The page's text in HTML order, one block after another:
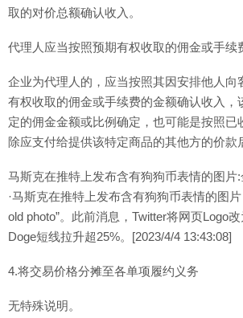
取的对价总额确认收入。
代理人应当按照预期有权收取的佣金或手续
企业为代理人的，应当按照其因安排他人向
有权收取的佣金或手续费的金额确认收入，
定的佣金金额或比例确定，也可能是按照已
除应支付给提供该特定商品的其他方的价款
马斯克在推特上发布含有狗狗币表情的图片
·马斯克在推特上发布含有狗狗币表情的图
old photo”。此前消息，Twitter将网页Logo
Doge短线拉升超25%。[2023/4/4 13:43:08]
4.将交易价格分摊至各单项履约义务
无特殊说明。